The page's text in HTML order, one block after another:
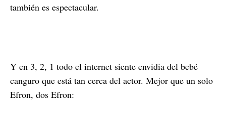
también es espectacular.
Y en 3, 2, 1 todo el internet siente envidia del bebé
canguro que está tan cerca del actor. Mejor que un solo
Efron, dos Efron: